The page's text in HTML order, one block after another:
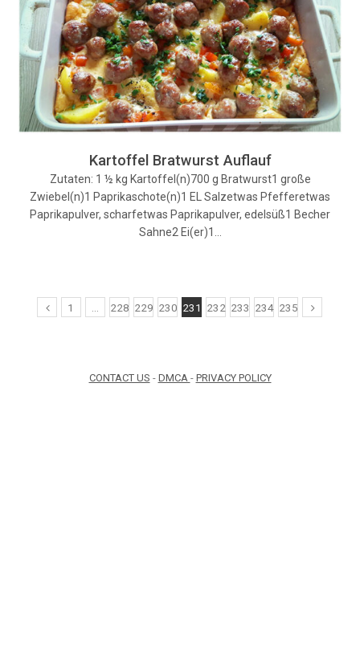
Kartoffel Bratwurst Auflauf
Zutaten: 1 ½ kg Kartoffel(n)700 g Bratwurst1 große
Zwiebel(n)1 Paprikaschote(n)1 EL Salzetwas Pfefferetwas
Paprikapulver, scharfetwas Paprikapulver, edelsüß1 Becher
Sahne2 Ei(er)1…
1 228 229 230 231 232 233 234 235
CONTACT US - DMCA - PRIVACY POLICY